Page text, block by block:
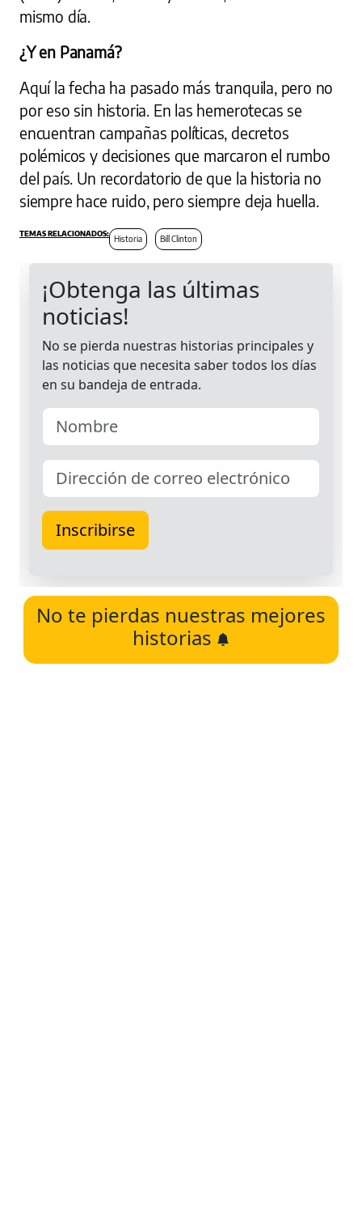
mismo día.
¿Y en Panamá?
Aquí la fecha ha pasado más tranquila, pero no
por eso sin historia. En las hemerotecas se
encuentran campañas políticas, decretos
polémicos y decisiones que marcaron el rumbo
del país. Un recordatorio de que la historia no
siempre hace ruido, pero siempre deja huella.
Historia Bill Clinton
No te pierdas nuestras mejores
historias